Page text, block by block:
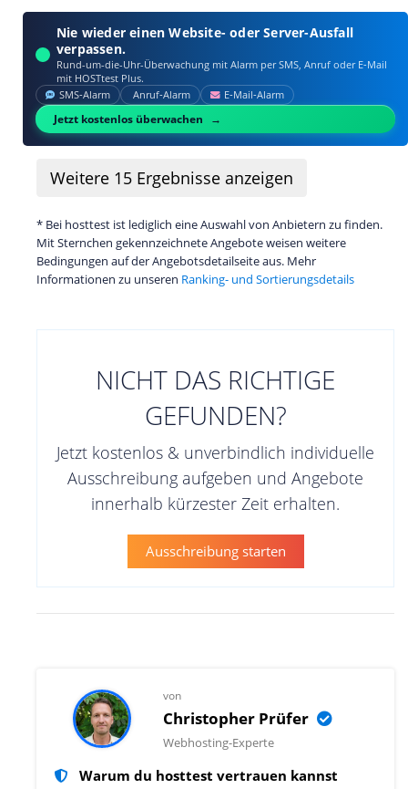
Nie wieder einen Website- oder Server-Ausfall
verpassen.
Rund-um-die-Uhr-Überwachung mit Alarm per SMS, Anruf oder E‑Mail
mit HOSTtest Plus.
SMS‑Alarm Anruf‑Alarm E‑Mail‑Alarm
Jetzt kostenlos überwachen
Weitere 15 Ergebnisse anzeigen
* Bei hosttest ist lediglich eine Auswahl von Anbietern zu finden.
Mit Sternchen gekennzeichnete Angebote weisen weitere
Bedingungen auf der Angebotsdetailseite aus. Mehr
Informationen zu unseren Ranking- und Sortierungsdetails
NICHT DAS RICHTIGE
GEFUNDEN?
Jetzt kostenlos & unverbindlich individuelle
Ausschreibung aufgeben und Angebote
innerhalb kürzester Zeit erhalten.
Ausschreibung starten
von
Christopher Prüfer
Webhosting-Experte
Warum du hosttest vertrauen kannst